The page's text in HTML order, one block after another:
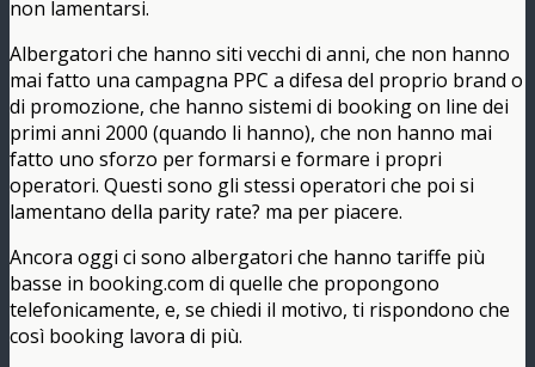
non lamentarsi.
Albergatori che hanno siti vecchi di anni, che non hanno
mai fatto una campagna PPC a difesa del proprio brand o
di promozione, che hanno sistemi di booking on line dei
primi anni 2000 (quando li hanno), che non hanno mai
fatto uno sforzo per formarsi e formare i propri
operatori. Questi sono gli stessi operatori che poi si
lamentano della parity rate? ma per piacere.
Ancora oggi ci sono albergatori che hanno tariffe più
basse in booking.com di quelle che propongono
telefonicamente, e, se chiedi il motivo, ti rispondono che
così booking lavora di più.